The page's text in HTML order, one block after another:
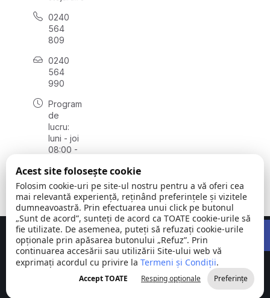
0240
564
809
0240
564
990
Program
de
lucru:
luni - joi
08:00 -
vineri
08:00 -
14:00
Comuna
Stejaru |
județul Tulcea
©
2026
Toate
drepturile
rezervate
Concept realizat deBig Media Relații Publice SRL
Acest site folosește cookie
Folosim cookie-uri pe site-ul nostru pentru a vă oferi cea
mai relevantă experiență, reținând preferințele și vizitele
dumneavoastră. Prin efectuarea unui click pe butonul
„Sunt de acord”, sunteți de acord ca TOATE cookie-urile să
fie utilizate. De asemenea, puteți să refuzați cookie-urile
opționale prin apăsarea butonului „Refuz”. Prin
continuarea accesării sau utilizării Site-ului web vă
exprimați acordul cu privire la Termeni și Condiții.
Accept TOATE Resping opționale Preferințe